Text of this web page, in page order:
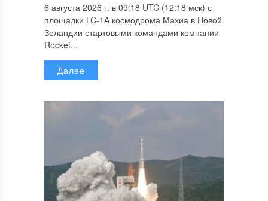
6 августа 2026 г. в 09:18 UTC (12:18 мск) с
площадки LC-1A космодрома Махиа в Новой
Зеландии стартовыми командами компании
Rocket...
Далее